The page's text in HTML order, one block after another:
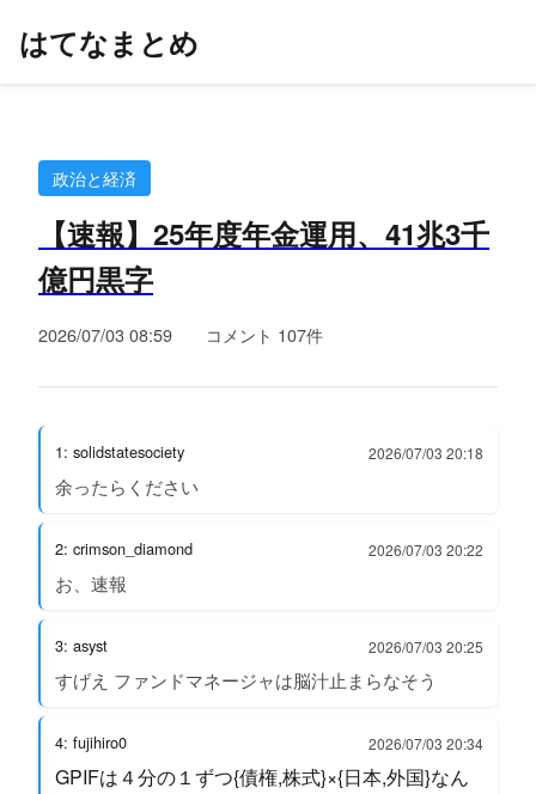
はてなまとめ
政治と経済
【速報】25年度年金運用、41兆3千
億円黒字
2026/07/03 08:59 コメント 107件
1: solidstatesociety 2026/07/03 20:18
余ったらください
2: crimson_diamond 2026/07/03 20:22
お、速報
3: asyst 2026/07/03 20:25
すげえ ファンドマネージャは脳汁止まらなそう
4: fujihiro0 2026/07/03 20:34
GPIFは４分の１ずつ{債権,株式}×{日本,外国}なん